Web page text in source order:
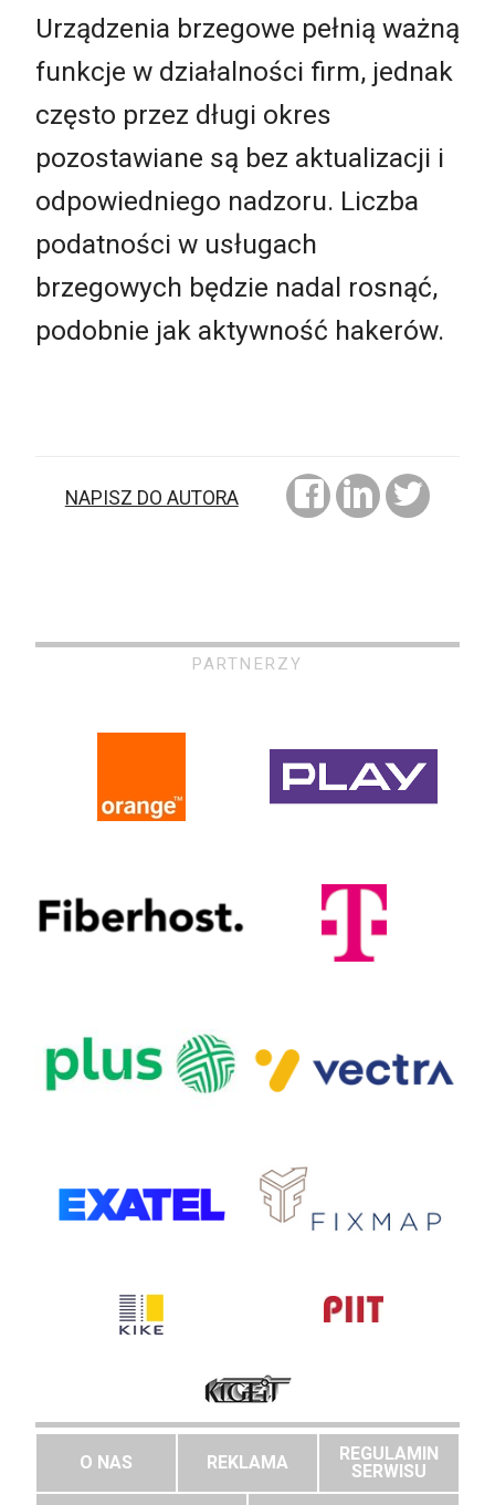
Urządzenia brzegowe pełnią ważną
funkcje w działalności firm, jednak
często przez długi okres
pozostawiane są bez aktualizacji i
odpowiedniego nadzoru. Liczba
podatności w usługach
brzegowych będzie nadal rosnąć,
podobnie jak aktywność hakerów.
NAPISZ DO AUTORA
PARTNERZY
O NAS REKLAMA
REGULAMIN
SERWISU